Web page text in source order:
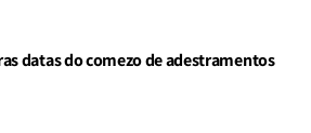
datas do comezo de adestramentos